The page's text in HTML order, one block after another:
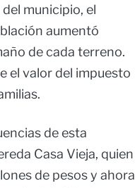
municipio, el
aumentó
de cada terreno.
el valor del impuesto
de esta
Casa Vieja, quien
de pesos y ahora